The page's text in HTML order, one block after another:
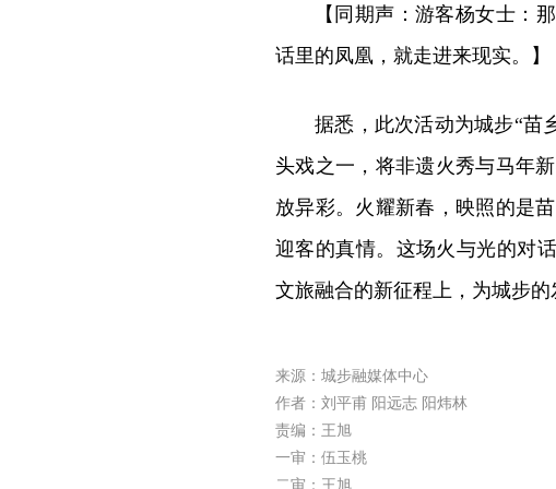
【同期声：游客杨女士：
话里的凤凰，就走进来现实。】
据悉，此次活动为城步“苗
头戏之一，将非遗火秀与马年
放异彩。火耀新春，映照的是
迎客的真情。这场火与光的对
文旅融合的新征程上，为城步的
来源：城步融媒体中心
作者：刘平甫 阳远志 阳炜林
责编：王旭
一审：伍玉桃
二审：王旭